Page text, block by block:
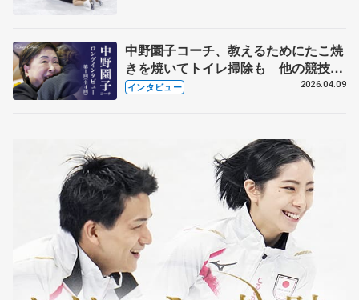
中野園子コーチ、教えるためにたこ焼
きを焼いてトイレ掃除も 他の競技に
も通用するという坂本花織の筋肉
インタビュー 2026.04.09